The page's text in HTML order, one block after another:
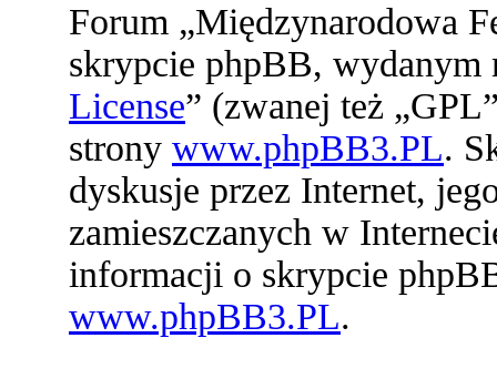
Forum „Międzynarodowa
skrypcie phpBB, wydanym
License” (zwanej też
strony www.phpBB3.PL.
dyskusje przez Internet,
zamieszczanych w
informacji o skrypcie
www.phpBB3.PL.